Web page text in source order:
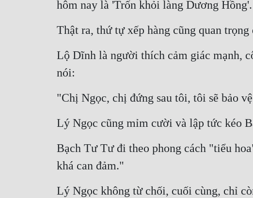
hôm nay là 'Trốn khỏi làng Dương
Thật ra, thứ tự xếp hàng cũng quan trọng
Lộ Dĩnh là người thích cảm giác mạnh,
nói:
"Chị Ngọc, chị đứng sau tôi, tôi sẽ bảo
Lý Ngọc cũng mỉm cười và lập tức kéo
Bạch Tư Tư đi theo phong cách "tiểu
khá can đảm."
Lý Ngọc không từ chối, cuối cùng, chỉ